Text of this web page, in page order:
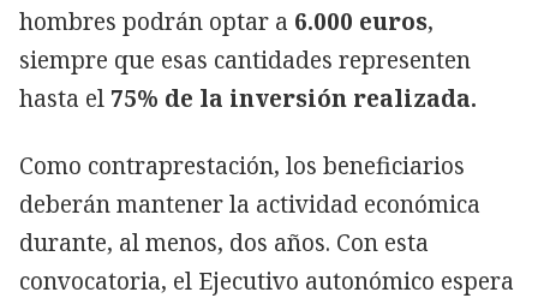
hombres podrán optar a 6.000 euros,
siempre que esas cantidades representen
hasta el 75% de la inversión realizada.
Como contraprestación, los beneficiarios
deberán mantener la actividad económica
durante, al menos, dos años. Con esta
convocatoria, el Ejecutivo autonómico espera